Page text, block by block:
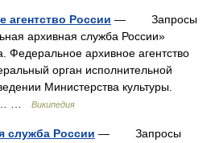
агентство России — Запросы
архивная служба России»
Федеральное архивное агентство
орган исполнительной
Министерства культуры.
…
Википедия
служба России — Запросы